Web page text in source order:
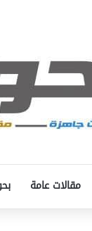
مقالات عامة